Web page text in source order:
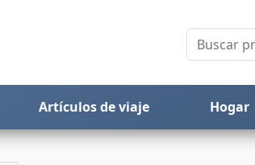
Artículos de viaje Hogar